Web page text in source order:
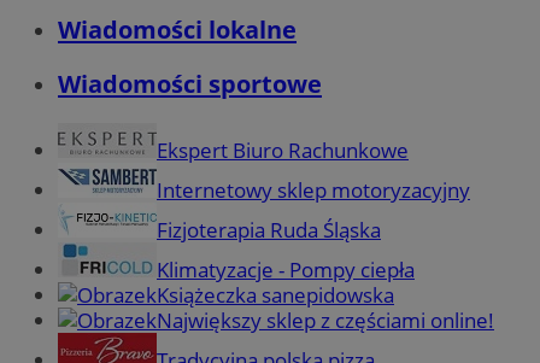
Wiadomości lokalne
Wiadomości sportowe
Ekspert Biuro Rachunkowe
Internetowy sklep motoryzacyjny
Fizjoterapia Ruda Śląska
Klimatyzacje - Pompy ciepła
Książeczka sanepidowska
Największy sklep z częściami online!